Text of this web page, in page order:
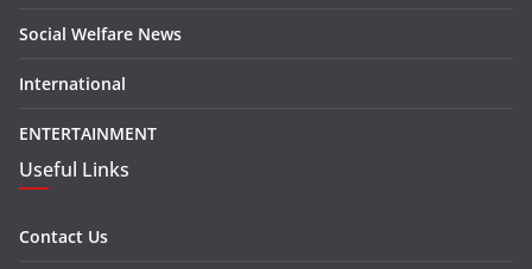
Social Welfare News
International
ENTERTAINMENT
Useful Links
Contact Us